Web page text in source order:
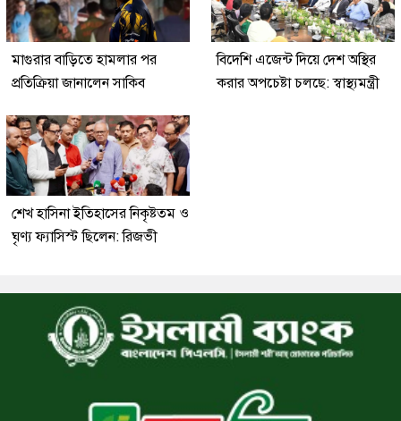
মাগুরার বাড়িতে হামলার পর
প্রতিক্রিয়া জানালেন সাকিব
বিদেশি এজেন্ট দিয়ে দেশ অস্থির
করার অপচেষ্টা চলছে: স্বাস্থ্যমন্ত্রী
শেখ হাসিনা ইতিহাসের নিকৃষ্টতম ও
ঘৃণ্য ফ্যাসিস্ট ছিলেন: রিজভী